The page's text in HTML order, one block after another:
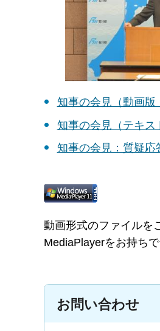
知事の会見（動画版
知事の会見（テキス
知事の会見：質疑応
動画形式のファイルを
MediaPlayerをお持ち
お問い合わせ